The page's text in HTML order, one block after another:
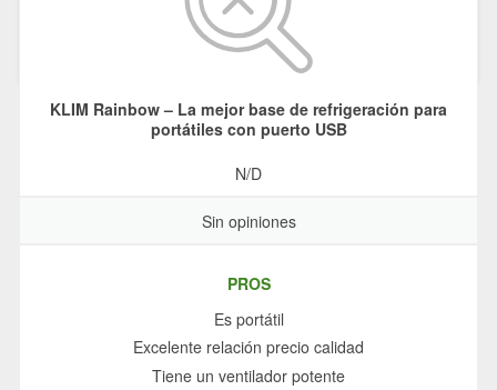
KLIM Rainbow – La mejor base de refrigeración para
portátiles con puerto USB
N/D
Sin opiniones
PROS
Es portátil
Excelente relación precio calidad
Tiene un ventilador potente